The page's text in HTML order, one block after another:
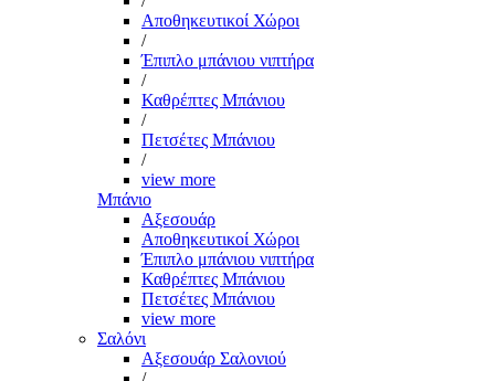
Αποθηκευτικοί Χώροι
/
Έπιπλο μπάνιου νιπτήρα
/
Καθρέπτες Μπάνιου
/
Πετσέτες Μπάνιου
/
view more
Μπάνιο
Αξεσουάρ
Αποθηκευτικοί Χώροι
Έπιπλο μπάνιου νιπτήρα
Καθρέπτες Μπάνιου
Πετσέτες Μπάνιου
view more
Σαλόνι
Αξεσουάρ Σαλονιού